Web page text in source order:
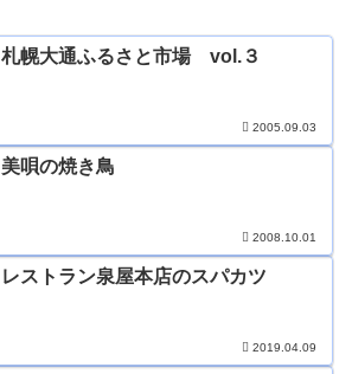
札幌大通ふるさと市場 vol.３
2005.09.03
美唄の焼き鳥
2008.10.01
レストラン泉屋本店のスパカツ
2019.04.09